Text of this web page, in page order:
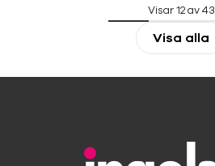
Visar 12 av 43
Visa alla